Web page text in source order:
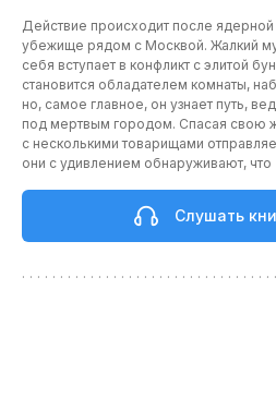
Действие происходит после
убежище рядом с Москвой. Жалкий
себя вступает в конфликт с элитой
становится обладателем комнаты,
но, самое главное, он узнает путь,
под мертвым городом. Спасая свою
с несколькими товарищами
они с удивлением обнаруживают, что
Слушать